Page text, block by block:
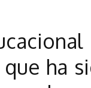
ha